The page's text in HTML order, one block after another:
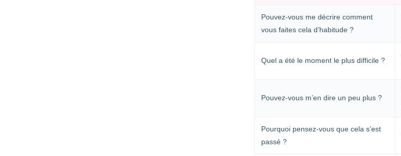
Pouvez-vous me décrire comment
vous faites cela d’habitude ?
Quel a été le moment le plus difficile ?
Pouvez-vous m’en dire un peu plus ?
Pourquoi pensez-vous que cela s’est
passé ?